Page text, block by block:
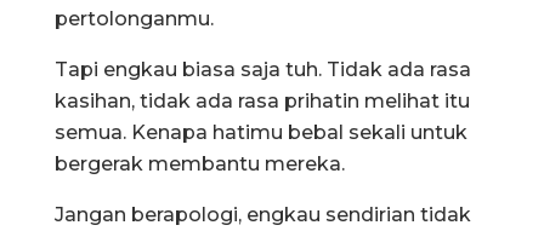
pertolonganmu.
Tapi engkau biasa saja tuh. Tidak ada rasa
kasihan, tidak ada rasa prihatin melihat itu
semua. Kenapa hatimu bebal sekali untuk
bergerak membantu mereka.
Jangan berapologi, engkau sendirian tidak